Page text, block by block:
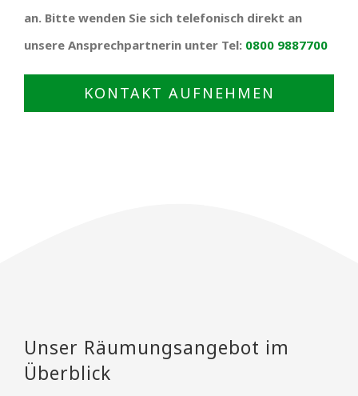
an. Bitte wenden Sie sich telefonisch direkt an
unsere Ansprechpartnerin unter Tel: 0800 9887700
KONTAKT AUFNEHMEN
Unser Räumungsangebot im
Überblick